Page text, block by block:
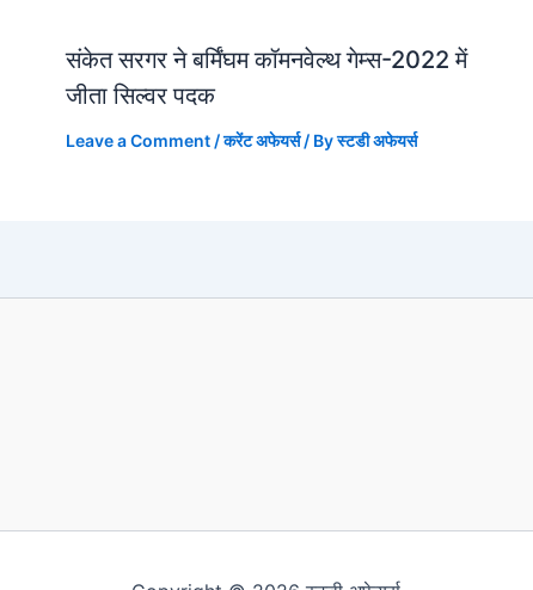
संकेत सरगर ने बर्मिंघम कॉमनवेल्थ गेम्स-2022 में
जीता सिल्वर पदक
Leave a Comment /करेंट अफेयर्स/ Byस्टडी अफेयर्स